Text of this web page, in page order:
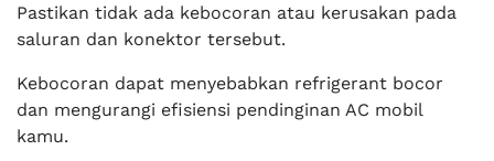
Pastikan tidak ada kebocoran atau kerusakan pada
saluran dan konektor tersebut.
Kebocoran dapat menyebabkan refrigerant bocor
dan mengurangi efisiensi pendinginan AC mobil
kamu.